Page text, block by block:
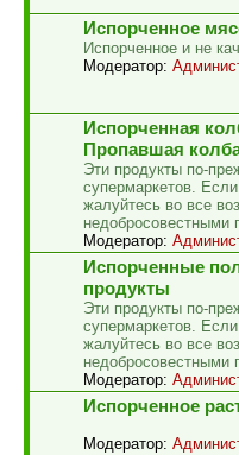
Испорченное
Испорченное и не
Модератор:
Испорченная
Пропавшая
Эти продукты по-
супермаркетов.
жалуйтесь во все
недобросовестными
Модератор:
Испорченные
продукты
Эти продукты по-
супермаркетов.
жалуйтесь во все
недобросовестными
Модератор:
Испорченное
Модератор: